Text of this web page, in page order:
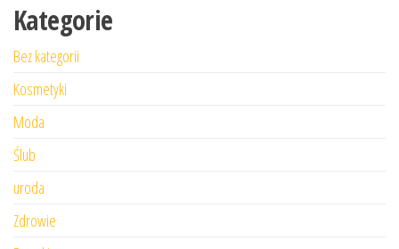
Kategorie
Bez kategorii
Kosmetyki
Moda
Ślub
uroda
Zdrowie